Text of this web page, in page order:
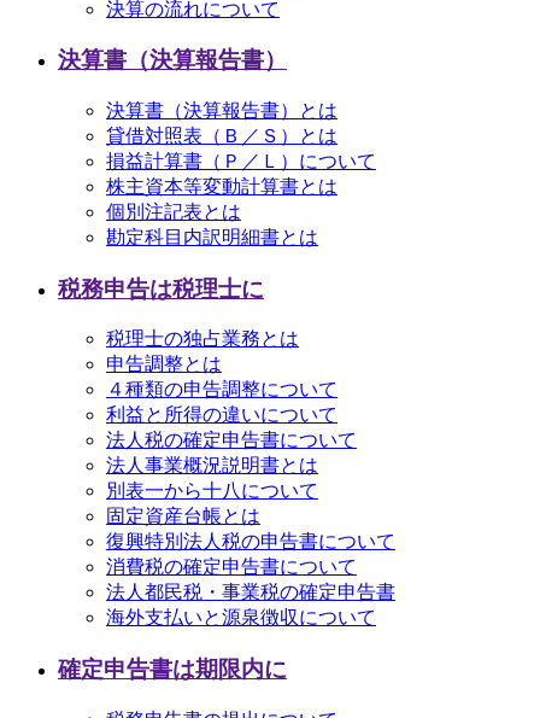
決算の流れについて
決算書（決算報告書）
決算書（決算報告書）とは
貸借対照表（Ｂ／Ｓ）とは
損益計算書（Ｐ／Ｌ）について
株主資本等変動計算書とは
個別注記表とは
勘定科目内訳明細書とは
税務申告は税理士に
税理士の独占業務とは
申告調整とは
４種類の申告調整について
利益と所得の違いについて
法人税の確定申告書について
法人事業概況説明書とは
別表一から十八について
固定資産台帳とは
復興特別法人税の申告書について
消費税の確定申告書について
法人都民税・事業税の確定申告書
海外支払いと源泉徴収について
確定申告書は期限内に